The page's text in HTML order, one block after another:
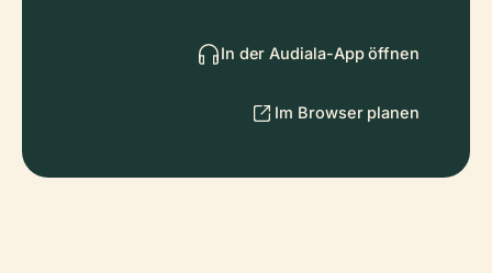
In der Audiala-App öffnen
Im Browser planen